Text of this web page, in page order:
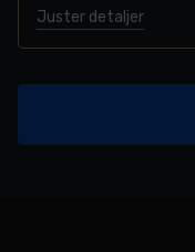
Juster detaljer